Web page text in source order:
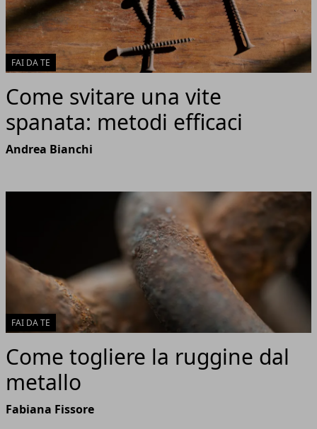
FAI DA TE
Come svitare una vite
spanata: metodi efficaci
Andrea Bianchi
FAI DA TE
Come togliere la ruggine dal
metallo
Fabiana Fissore